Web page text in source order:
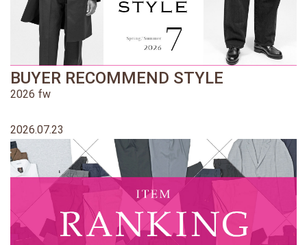
BUYER RECOMMEND STYLE
2026 fw
2026.07.23